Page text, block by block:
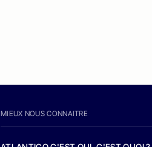
MIEUX NOUS CONNAITRE